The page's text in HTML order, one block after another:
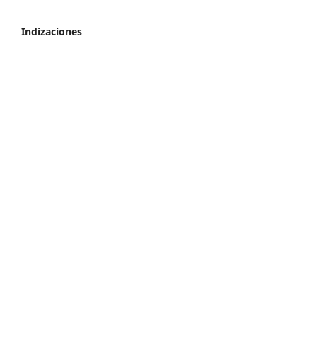
Indizaciones